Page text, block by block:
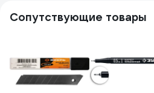
Сопутствующие товары